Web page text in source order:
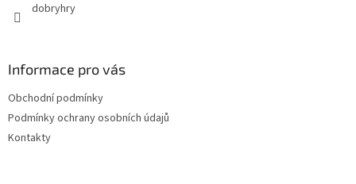
dobryhry
Informace pro vás
Obchodní podmínky
Podmínky ochrany osobních údajů
Kontakty